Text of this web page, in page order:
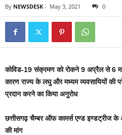
By NEWSDESK - May 3, 2021 0
कोविड-19 संक्रमण को रोकने 9 अप्रैल से 6
कारण राज्य के लघु और मध्यम व्यवसायियों की
प्रदान करने का किया अनुरोध
छत्तीसगढ़ चैम्बर ऑफ कामर्स एण्ड इण्डट्रीज
की मांग